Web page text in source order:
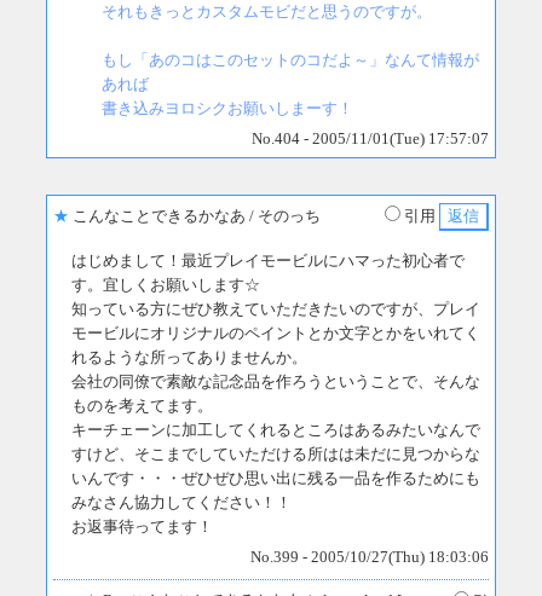
それもきっとカスタムモビだと思うのですが。
もし「あのコはこのセットのコだよ～」なんて情報が
あれば
書き込みヨロシクお願いしまーす！
No.404 - 2005/11/01(Tue) 17:57:07
★ こんなことできるかなあ / そのっち 引用
はじめまして！最近プレイモービルにハマった初心者で
す。宜しくお願いします☆
知っている方にぜひ教えていただきたいのですが、プレイ
モービルにオリジナルのペイントとか文字とかをいれてく
れるような所ってありませんか。
会社の同僚で素敵な記念品を作ろうということで、そんな
ものを考えてます。
キーチェーンに加工してくれるところはあるみたいなんで
すけど、そこまでしていただける所はは未だに見つからな
いんです・・・ぜひぜひ思い出に残る一品を作るためにも
みなさん協力してください！！
お返事待ってます！
No.399 - 2005/10/27(Thu) 18:03:06